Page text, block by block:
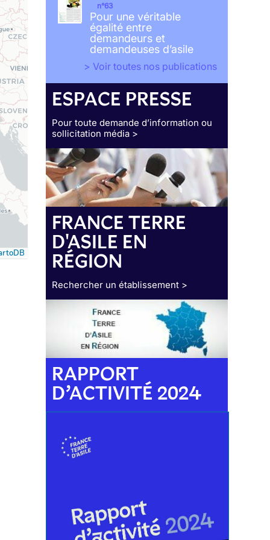
n°63
Pour une véritable
égalité entre
demandeurs et
demandeuses d’asile
> Voir toutes nos publications
ESPACE PRESSE
Pour toute demande d’information ou
sollicitation média >
FRANCE TERRE
D'ASILE EN
RÉGION
Rechercher un établissement >
RAPPORT
D’ACTIVITÉ 2024